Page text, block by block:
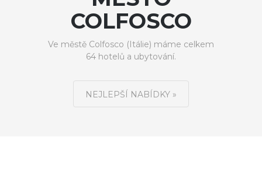
COLFOSCO
Ve městě Colfosco (Itálie) máme celkem
64 hotelů a ubytování.
NEJLEPŠÍ NABÍDKY »